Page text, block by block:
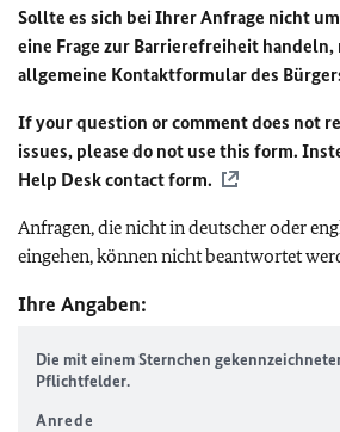
Sollte es sich bei Ihrer Anfrage nicht
eine Frage zur Barrierefreiheit handeln,
allgemeine Kontaktformular des
If your question or comment does not
issues, please do not use this form.
Help Desk contact form.
Anfragen, die nicht in deutscher oder
eingehen, können nicht beantwortet
Ihre Angaben:
Die mit einem Sternchen
Pflichtfelder.
Anrede